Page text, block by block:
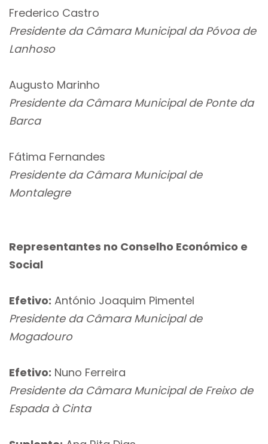
Frederico Castro
Presidente da Câmara Municipal da Póvoa de
Lanhoso
Augusto Marinho
Presidente da Câmara Municipal de Ponte da
Barca
Fátima Fernandes
Presidente da Câmara Municipal de
Montalegre
Representantes no Conselho Económico e
Social
Efetivo: António Joaquim Pimentel
Presidente da Câmara Municipal de
Mogadouro
Efetivo: Nuno Ferreira
Presidente da Câmara Municipal de Freixo de
Espada à Cinta